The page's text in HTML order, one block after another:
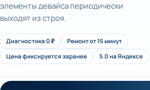
элементы девайса периодически
выходят из строя.
Диагностика 0 ₽
Ремонт от 15 минут
Цена фиксируется заранее
5.0 на Яндексе